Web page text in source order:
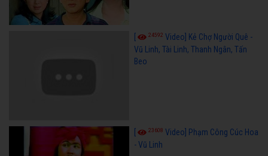
24592 Video] Kẻ Chợ Người Quê -
Vũ Linh, Tài Linh, Thanh Ngân, Tấn
Beo
23608 Video] Phạm Công Cúc Hoa
- Vũ Linh